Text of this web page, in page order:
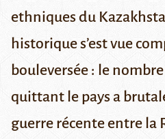
ethniques du
historique s’est vue
bouleversée : le
quittant le pays a
guerre récente entre la